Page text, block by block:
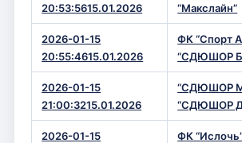
20:53:5615.01.2026
“Макслайн”
2026-01-15
20:55:4615.01.2026
ФК “Спорт
“СДЮШОР
2026-01-15
21:00:3215.01.2026
“СДЮШОР
“СДЮШОР
2026-01-15
ФК